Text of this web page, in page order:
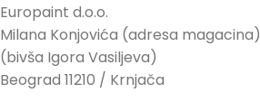
Europaint d.o.o.
Milana Konjovića (adresa magacina)
(bivša Igora Vasiljeva)
Beograd 11210 / Krnjača